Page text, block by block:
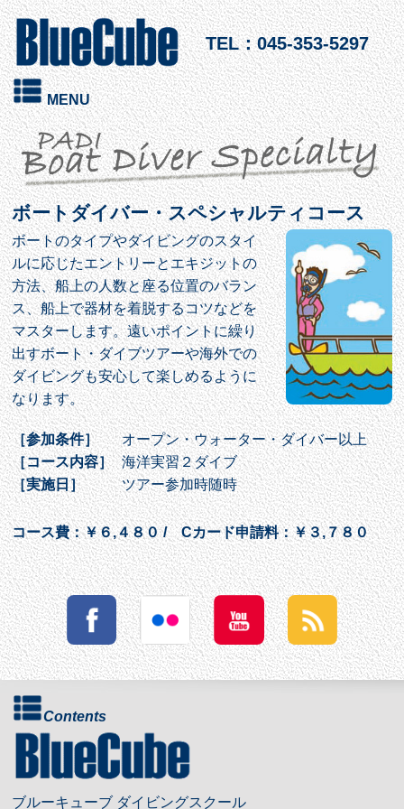
TEL：045-353-5297
MENU
ボートダイバー・スペシャルティコース
ボートのタイプやダイビングのスタイ
ルに応じたエントリーとエキジットの
方法、船上の人数と座る位置のバラン
ス、船上で器材を着脱するコツなどを
マスターします。遠いポイントに繰り
出すボート・ダイブツアーや海外での
ダイビングも安心して楽しめるように
なります。
［参加条件］
オープン・ウォーター・ダイバー以上
［コース内容］ 海洋実習２ダイブ
［実施日］
ツアー参加時随時
コース費：￥６,４８０ / Cカード申請料：￥３,７８０
Contents
ブルーキューブ ダイビングスクール